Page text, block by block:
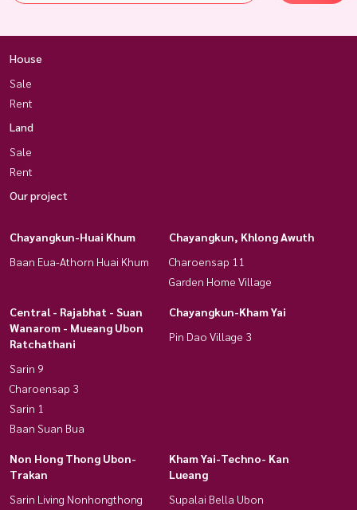
House
Sale
Rent
Land
Sale
Rent
Our project
Chayangkun-Huai Khum
Baan Eua-Athorn Huai Khum
Chayangkun, Khlong Awuth
Charoensap 11
Garden Home Village
Central - Rajabhat - Suan
Wanarom - Mueang Ubon
Ratchathani
Sarin 9
Charoensap 3
Sarin 1
Baan Suan Bua
Chayangkun-Kham Yai
Pin Dao Village 3
Non Hong Thong Ubon-
Trakan
Sarin Living Nonhongthong
Kham Yai-Techno- Kan
Lueang
Supalai Bella Ubon